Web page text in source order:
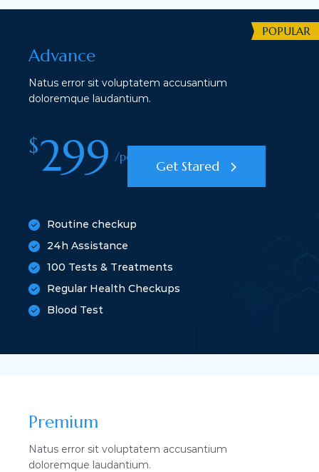
POPULAR
Advance
Natus error sit voluptatem accusantium
doloremque laudantium.
$299 /per month
Get Stared
Routine checkup
24h Assistance
100 Tests & Treatments
Regular Health Checkups
Blood Test
Premium
Natus error sit voluptatem accusantium
doloremque laudantium.